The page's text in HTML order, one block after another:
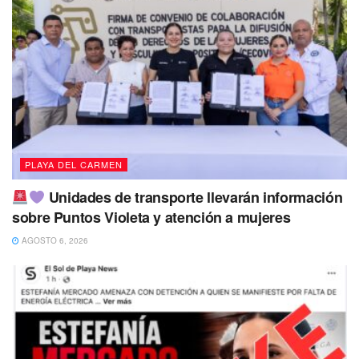
PLAYA DEL CARMEN
Unidades de transporte llevarán información
sobre Puntos Violeta y atención a mujeres
AGOSTO 6, 2026